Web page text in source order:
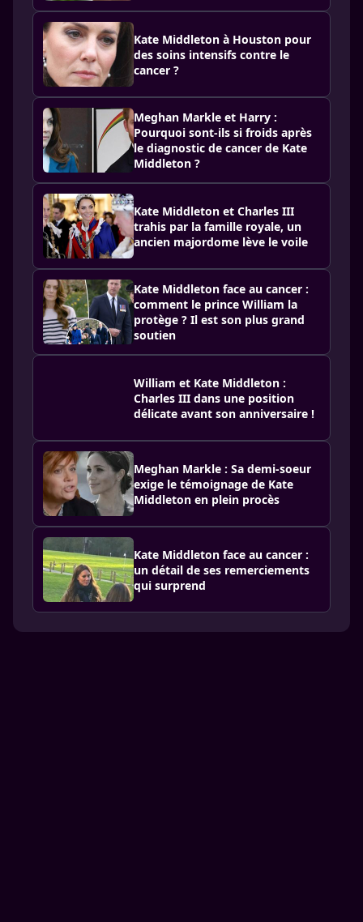
Kate Middleton à Houston pour
des soins intensifs contre le
cancer ?
Meghan Markle et Harry :
Pourquoi sont-ils si froids après
le diagnostic de cancer de Kate
Middleton ?
Kate Middleton et Charles III
trahis par la famille royale, un
ancien majordome lève le voile
Kate Middleton face au cancer :
comment le prince William la
protège ? Il est son plus grand
soutien
William et Kate Middleton :
Charles III dans une position
délicate avant son anniversaire !
Meghan Markle : Sa demi-soeur
exige le témoignage de Kate
Middleton en plein procès
Kate Middleton face au cancer :
un détail de ses remerciements
qui surprend